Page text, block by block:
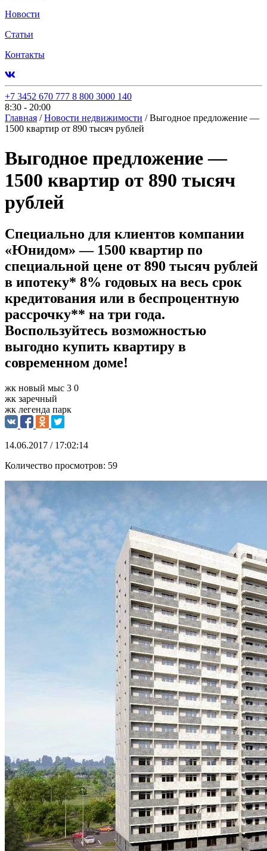
Новости
Статьи
Контакты
+7 3452 670 777 8 800 3000 140
8:30 - 20:00
Главная / Новости недвижимости / Выгодное предложение —
1500 квартир от 890 тысяч рублей
Выгодное предложение —
1500 квартир от 890 тысяч
рублей
Специально для клиентов компании
«Юнидом» — 1500 квартир по
специальной цене от 890 тысяч рублей
в ипотеку* 8% годовых на весь срок
кредитования или в беспроцентную
рассрочку** на три года.
Воспользуйтесь возможностью
выгодно купить квартиру в
современном доме!
жк новый мыс 3 0
жк заречный
жк легенда парк
14.06.2017 / 17:02:14
Количество просмотров: 59